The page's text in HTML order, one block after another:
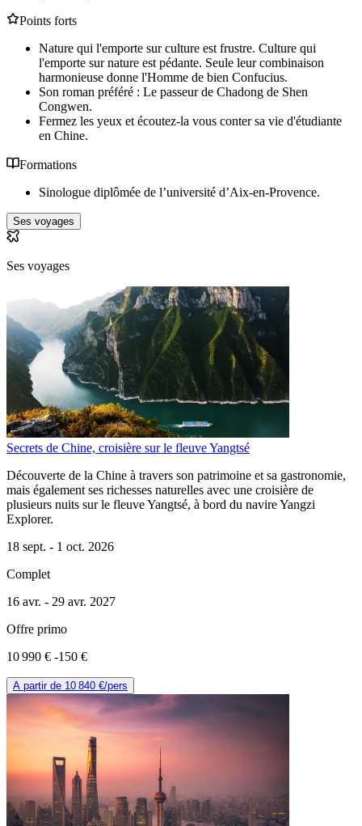
Points forts
Nature qui l'emporte sur culture est frustre. Culture qui
l'emporte sur nature est pédante. Seule leur combinaison
harmonieuse donne l'Homme de bien Confucius.
Son roman préféré : Le passeur de Chadong de Shen
Congwen.
Fermez les yeux et écoutez-la vous conter sa vie d'étudiante
en Chine.
Formations
Sinologue diplômée de l’université d’Aix-en-Provence.
Ses voyages
Ses voyages
Secrets de Chine, croisière sur le fleuve Yangtsé
Découverte de la Chine à travers son patrimoine et sa gastronomie,
mais également ses richesses naturelles avec une croisière de
plusieurs nuits sur le fleuve Yangtsé, à bord du navire Yangzi
Explorer.
18 sept. - 1 oct. 2026
Complet
16 avr. - 29 avr. 2027
Offre primo
10 990 € -150 €
A partir de 10 840 €/pers